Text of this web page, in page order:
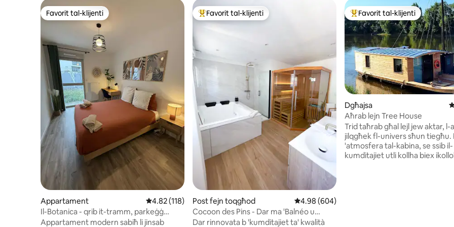
Favorit tal-klijenti
Favorit tal-klijenti
Appartament Rating medju ta' 4.82 minn 5, skont dan-numru ta' reviews: 118
4.82 (118)
Il-Botanica - qrib it-tramm, parkeġġ
privat
Appartament modern sabiħ li jinsab
Wieħed mill-aqwa favoriti tal-klijenti
Favorit tal-klijenti
Post fejn toqgħod Rating medju ta' 4.98 minn 5, skont dan-
4.98 (604)
Cocoon des Pins - Dar ma 'Balnéo u
Sawna
Dar rinnovata b 'kumditajiet ta' kwalità
Wieħed mill-aqwa favoriti tal-
Favorit tal-klijenti
Dgħajsa
Aħrab lejn Tree House
Trid taħrab għal lejl jew aktar, l-
jilqgħek fl-univers sħun tiegħu.
'atmosfera tal-kabina, se ssib il-
kumditajiet utli kollha biex